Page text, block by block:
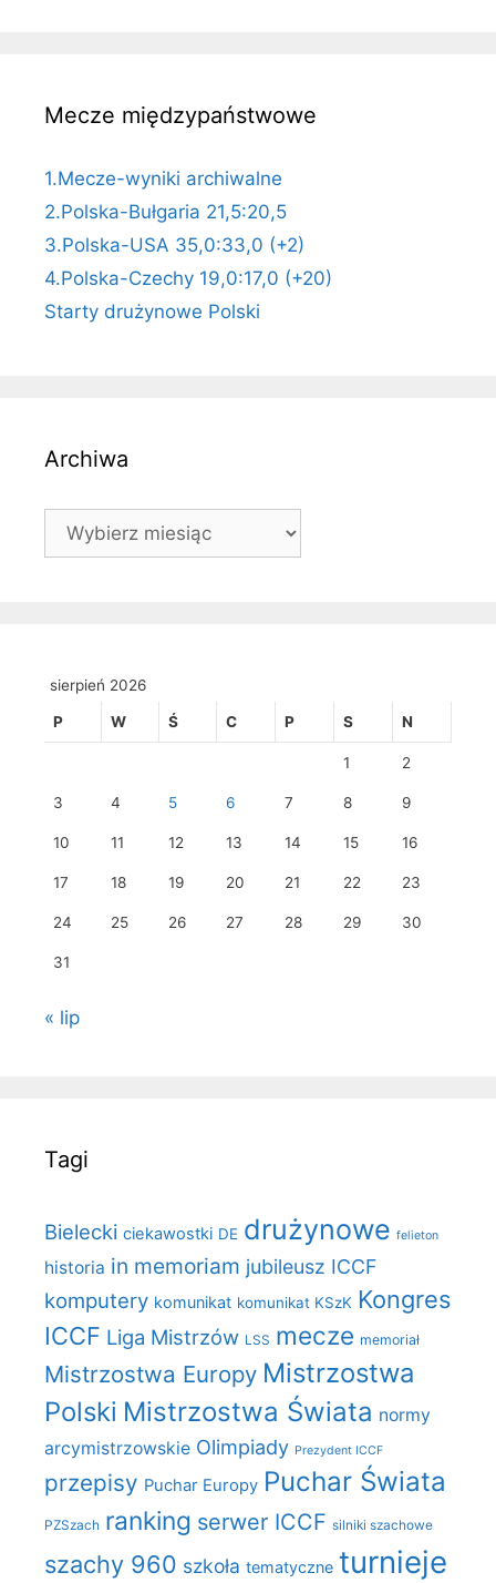
Mecze międzypaństwowe
1.Mecze-wyniki archiwalne
2.Polska-Bułgaria 21,5:20,5
3.Polska-USA 35,0:33,0 (+2)
4.Polska-Czechy 19,0:17,0 (+20)
Starty drużynowe Polski
Archiwa
Archiwa
sierpień 2026
P W Ś C P S N
1 2
3 4 5 6 7 8 9
10 11 12 13 14 15 16
17 18 19 20 21 22 23
24 25 26 27 28 29 30
31
« lip
Tagi
Bielecki ciekawostki DE drużynowe felieton
historia in memoriam jubileusz ICCF
komputery komunikat komunikat KSzK Kongres
ICCF Liga Mistrzów LSS mecze memoriał
Mistrzostwa Europy Mistrzostwa
Polski Mistrzostwa Świata normy
arcymistrzowskie Olimpiady Prezydent ICCF
przepisy Puchar Europy Puchar Świata
PZSzach ranking serwer ICCF silniki szachowe
szachy 960 szkoła tematyczne turnieje